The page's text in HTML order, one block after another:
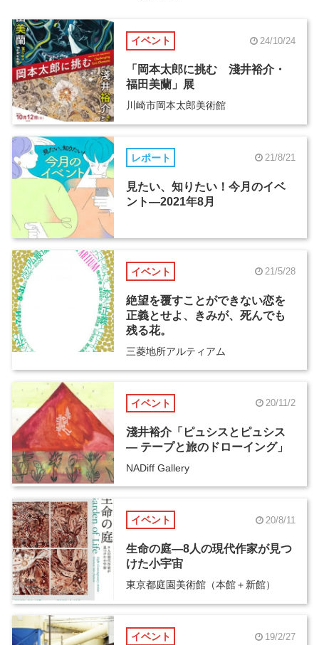
イベント 24/10/24
「岡本太郎に挑む 淺井裕介・
福田美蘭」展
川崎市岡本太郎美術館
レポート 21/8/21
見たい、知りたい！今月のイベ
ント―2021年8月
イベント 21/5/28
絶望を覆すことができない恋を
正義とせよ、きみが、死んでも
残る花。
三菱地所アルティアム
イベント 20/11/2
淺井裕介「ピュシスとピュシス
― テープと旅のドローイング」
NADiff Gallery
イベント 20/8/11
生命の庭―8人の現代作家が見つ
けた小宇宙
東京都庭園美術館（本館＋新館）
イベント 19/2/27